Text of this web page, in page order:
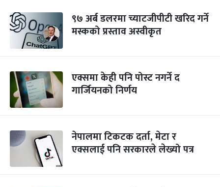
९७ अर्ब डलरमा च्याटजीपीटी खरिद गर्ने
मस्कको प्रस्ताव अस्वीकृत
एक्समा केही पनि पोस्ट नगर्ने द
गार्जियनको निर्णय
नेपालमा टिकटक दर्ता, मेटा र
एक्सलाई पनि सरकारले लेख्यो पत्र